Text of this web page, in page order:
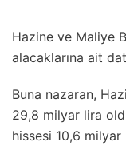
Hazine ve Maliye
alacaklarına ait
Buna nazaran,
29,8 milyar lira
hissesi 10,6